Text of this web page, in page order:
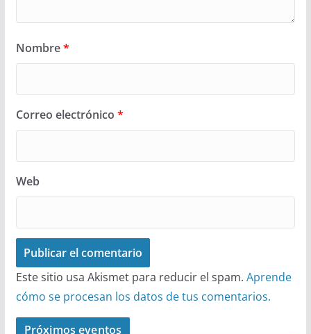
Nombre*
Correo electrónico *
Web
Este sitio usa Akismet para reducir el spam. Aprende
cómo se procesan los datos de tus comentarios.
Próximos eventos